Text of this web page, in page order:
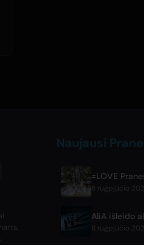
Naujausi
8 rugpjūčio
8 rugpjūčio